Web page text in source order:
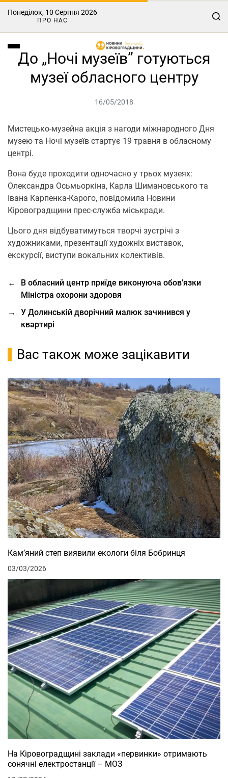
Понеділок, 10 Серпня 2026
ПРО НАС
До „Ночі музеїв” готуються
музеї обласного центру
16/05/2018
Мистецько-музейна акція з нагоди міжнародного Дня
музею та Ночі музеїв стартує 19 травня в обласному
центрі.
Вона буде проходити одночасно у трьох музеях:
Олександра Осьмьоркіна, Карла Шимановського та
Івана Карпенка-Карого, повідомила Новини
Кіровоградщини прес-служба міськради.
Цього дня відбуватимуться творчі зустрічі з
художниками, презентації художніх виставок,
екскурсії, виступи вокальних колективів.
←
В обласний центр приїде виконуюча обов’язки
Міністра охорони здоровя
→
У Долинській дворічний малюк зачинився у
квартирі
Вас також може зацікавити
Кам’яний степ виявили екологи біля Бобринця
03/03/2026
На Кіровоградщині заклади «первинки» отримають
сонячні електростанції – МОЗ